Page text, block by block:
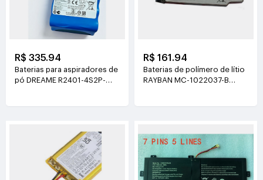
R$ 335.94
Baterias para aspiradores de
pó DREAME R2401-4S2P-
R$ 161.94
Baterias de polímero de lítio
RAYBAN MC-1022037-B